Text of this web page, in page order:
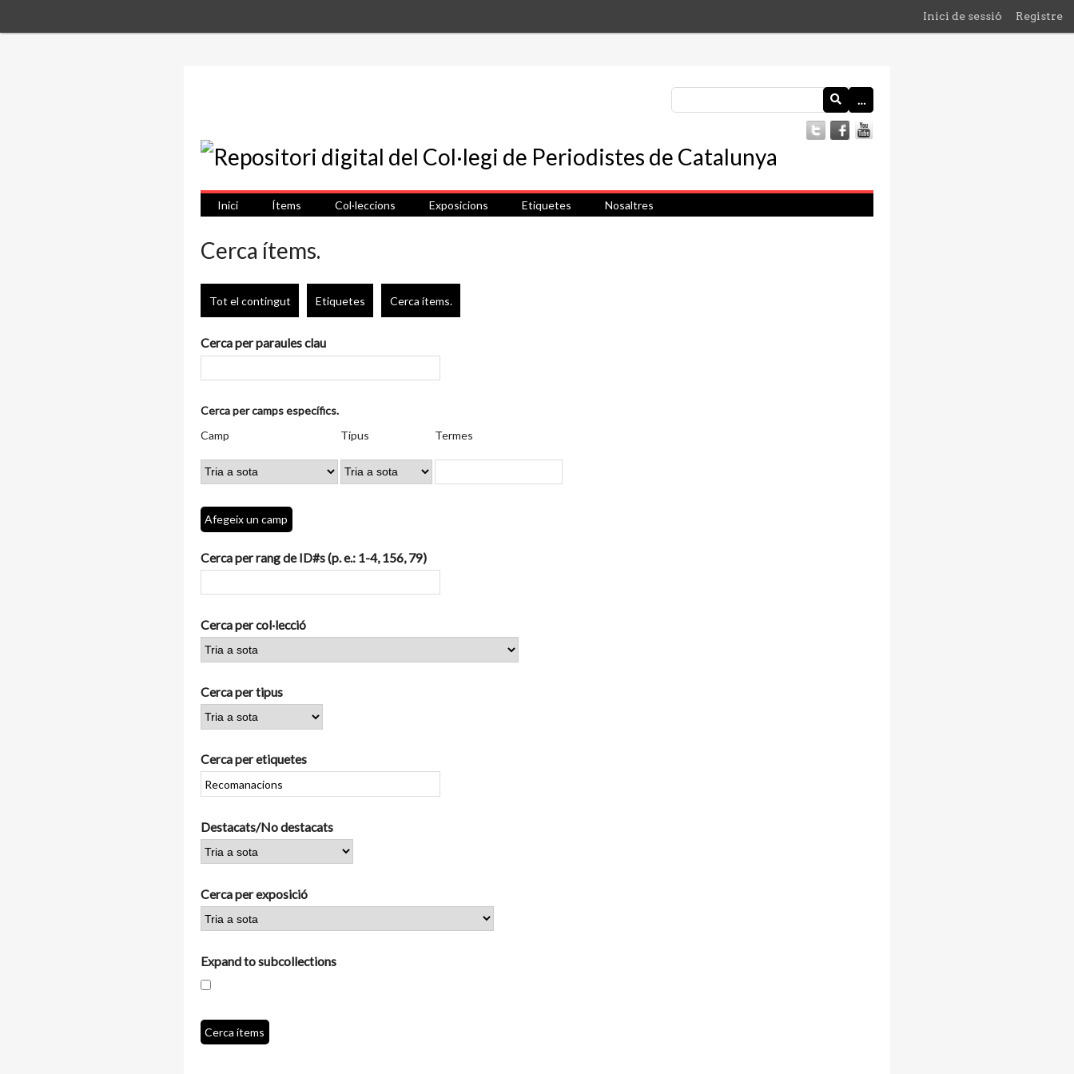
Inici de sessió Registre
…
Inici Ítems Col·leccions Exposicions Etiquetes Nosaltres
Cerca ítems.
Tot el contingut Etiquetes Cerca ítems.
Cerca per paraules clau
Nombre
files
a
"Cerca
camps
específics.":
Cerca per camps específics.
de
cerca
de
cerca
de
cerca
Joiner
Camp Tipus Termes
Afegeix un camp
Cerca per rang de ID#s (p. e.: 1-4, 156, 79)
Cerca per col·lecció
Cerca per tipus
Cerca per etiquetes
Destacats/No destacats
Cerca per exposició
Expand to subcollections